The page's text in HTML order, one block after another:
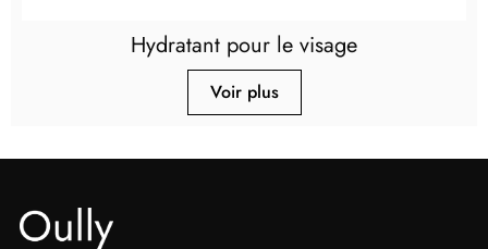
Hydratant pour le visage
Voir plus